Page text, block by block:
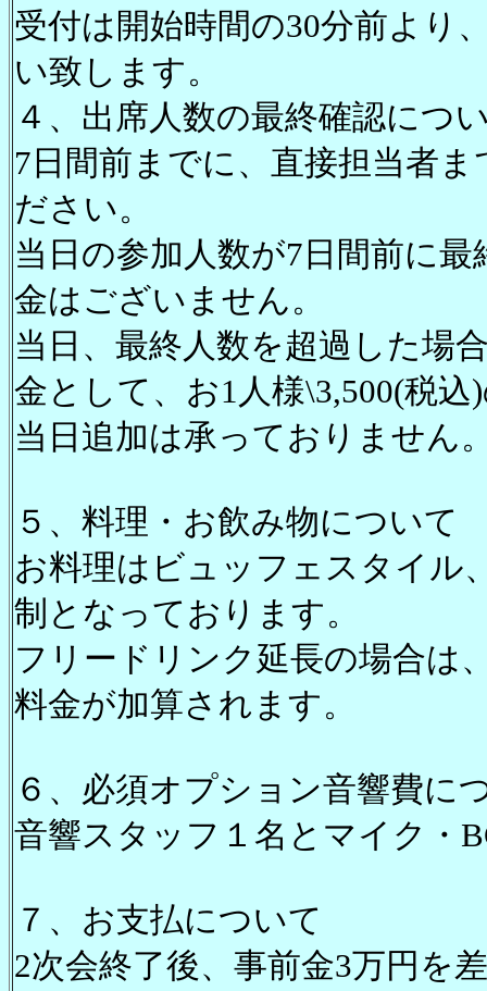
受付は開始時間の30分前より
い致します。
４、出席人数の最終確認につ
7日間前までに、直接担当者
ださい。
当日の参加人数が7日間前に
金はございません。
当日、最終人数を超過した場
金として、お1人様\3,500(税
当日追加は承っておりません
５、料理・お飲み物について
お料理はビュッフェスタイル
制となっております。
フリードリンク延長の場合は
料金が加算されます。
６、必須オプション音響費に
音響スタッフ１名とマイク・
７、お支払について
2次会終了後、事前金3万円を